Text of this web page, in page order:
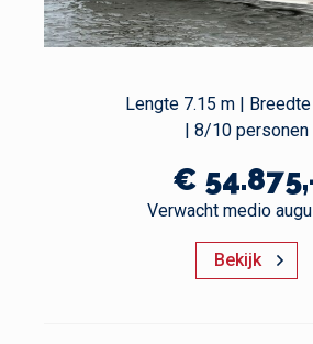
Lengte 7.15 m |
| 8/10 personen
€
Verwacht medio
Bekijk